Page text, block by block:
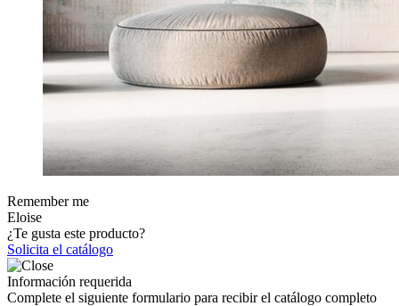
Remember me
Eloise
¿Te gusta este producto?
Solicita el catálogo
Información requerida
Complete el siguiente formulario para recibir el catálogo completo